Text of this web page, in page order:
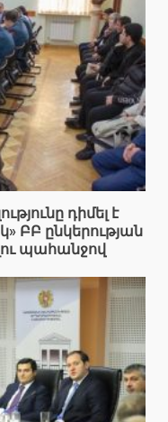
դիմել է
ԲԲ ընկերության
պահանջով